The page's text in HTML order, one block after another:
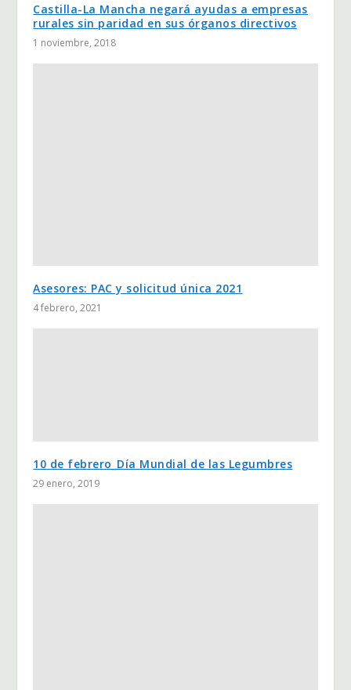
Castilla-La Mancha negará ayudas a empresas
rurales sin paridad en sus órganos directivos
1 noviembre, 2018
Asesores: PAC y solicitud única 2021
4 febrero, 2021
10 de febrero_Día Mundial de las Legumbres
29 enero, 2019